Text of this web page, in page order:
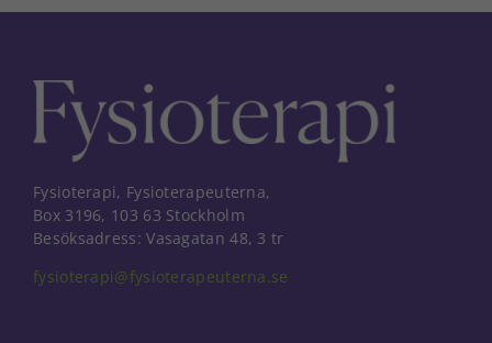
Fysioterapi, Fysioterapeuterna,
Box 3196, 103 63 Stockholm
Besöksadress: Vasagatan 48, 3 tr
fysioterapi@fysioterapeuterna.se